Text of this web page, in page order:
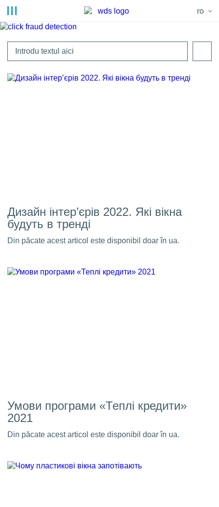
ro
Дизайн інтер’єрів 2022. Які вікна
будуть в тренді
Din păcate acest articol este disponibil doar în ua.
Умови програми «Теплі кредити»
2021
Din păcate acest articol este disponibil doar în ua.